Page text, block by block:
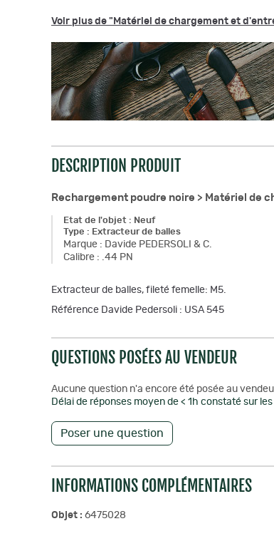
Voir plus de "Matériel de chargement et
DESCRIPTION PRODUIT
Rechargement poudre noire > Matériel de
Etat de l'objet : Neuf
Type : Extracteur de balles
Marque : Davide PEDERSOLI & C.
Calibre : .44 PN
Extracteur de balles, fileté femelle: M5.
Référence Davide Pedersoli : USA 545
QUESTIONS POSÉES AU VENDEUR
Aucune question n'a encore été posée au
Délai de réponses moyen de < 1h constaté sur
Poser une question
INFORMATIONS COMPLÉMENTAIRES
Objet : 6475028